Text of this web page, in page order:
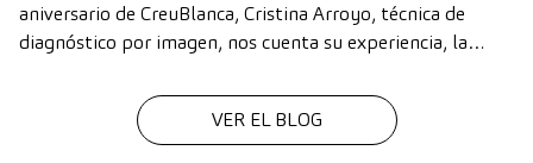
aniversario de CreuBlanca, Cristina Arroyo, técnica de
diagnóstico por imagen, nos cuenta su experiencia, la
que hace posible cada diagnóstico
VER EL BLOG